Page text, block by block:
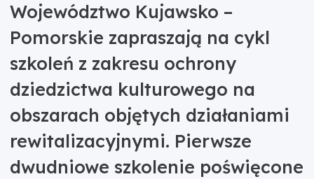
Województwo Kujawsko –
Pomorskie zapraszają na cykl
szkoleń z zakresu ochrony
dziedzictwa kulturowego na
obszarach objętych działaniami
rewitalizacyjnymi. Pierwsze
dwudniowe szkolenie poświęcone